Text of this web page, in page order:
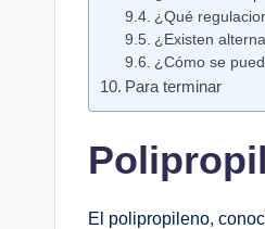
¿Qué
¿Existen
¿Cómo se
Para⁤ terminar
El polipropileno,